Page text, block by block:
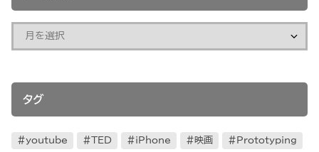
タグ
youtube TED iPhone 映画 Prototyping